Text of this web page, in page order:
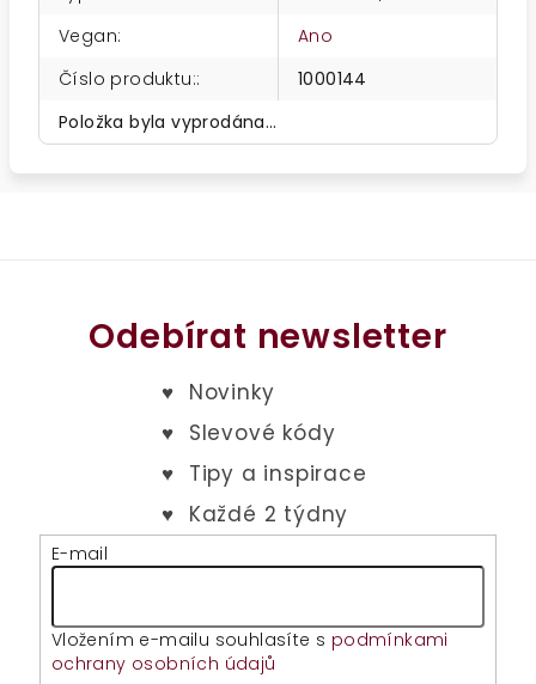
Vegan:
Ano
Číslo produktu::
1000144
Položka byla vyprodána…
Odebírat newsletter
E-mail
Vložením e-mailu souhlasíte s podmínkami
ochrany osobních údajů